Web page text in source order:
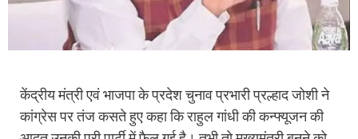
केंद्रीय मंत्री एवं भाजपा के प्रदेश चुनाव प्रभारी प्रल्हाद जोशी ने
कांग्रेस पर तंज कसते हुए कहा कि राहुल गांधी की कन्फ्यूजन की